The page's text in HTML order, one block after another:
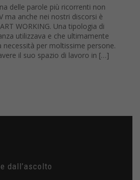
delle parole più ricorrenti non
ma anche nei nostri discorsi è
WORKING. Una tipologia di
utilizzava e che ultimamente
necessità per moltissime persone.
il suo spazio di lavoro in […]
dall’ascolto